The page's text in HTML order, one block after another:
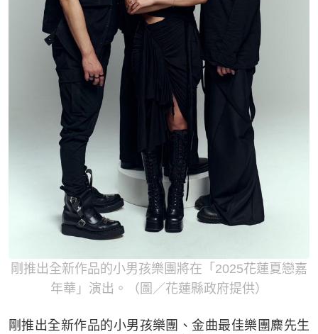
剛推出全新作品的小男孩樂團將在「2025花蓮夏戀嘉
年華」演出。（圖／花蓮縣政府提供）
剛推出全新作品的小男孩樂團、金曲最佳樂團麋先生